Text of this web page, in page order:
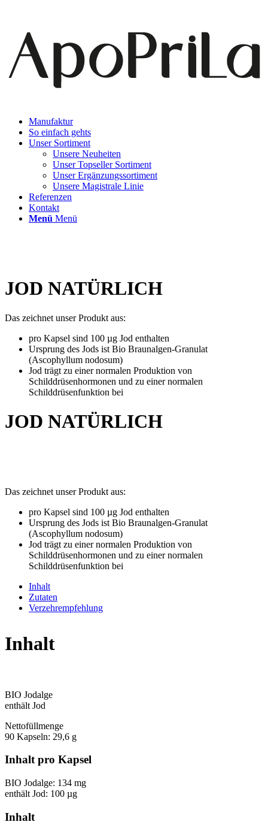
Manufaktur
So einfach gehts
Unser Sortiment
Unsere Neuheiten
Unser Topseller Sortiment
Unser Ergänzungssortiment
Unsere Magistrale Linie
Referenzen
Kontakt
Menü Menü
JOD NATÜRLICH
Das zeichnet unser Produkt aus:
pro Kapsel sind 100 µg Jod enthalten
Ursprung des Jods ist Bio Braunalgen-Granulat
(Ascophyllum nodosum)
Jod trägt zu einer normalen Produktion von
Schilddrüsenhormonen und zu einer normalen
Schilddrüsenfunktion bei
JOD NATÜRLICH
Das zeichnet unser Produkt aus:
pro Kapsel sind 100 µg Jod enthalten
Ursprung des Jods ist Bio Braunalgen-Granulat
(Ascophyllum nodosum)
Jod trägt zu einer normalen Produktion von
Schilddrüsenhormonen und zu einer normalen
Schilddrüsenfunktion bei
Inhalt
Zutaten
Verzehrempfehlung
Inhalt
BIO Jodalge
enthält Jod
Nettofüllmenge
90 Kapseln: 29,6 g
Inhalt pro Kapsel
BIO Jodalge: 134 mg
enthält Jod: 100 µg
Inhalt